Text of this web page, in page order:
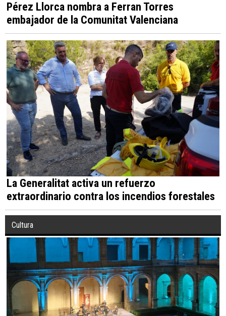
Pérez Llorca nombra a Ferran Torres
embajador de la Comunitat Valenciana
La Generalitat activa un refuerzo
extraordinario contra los incendios forestales